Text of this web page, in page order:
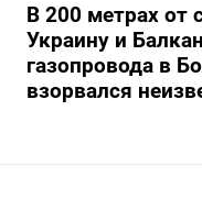
В 200 метрах от
Украину и
газопровода в
взорвался